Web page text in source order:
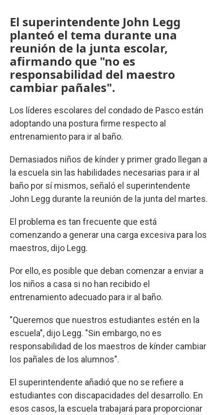
El superintendente John Legg
planteó el tema durante una
reunión de la junta escolar,
afirmando que "no es
responsabilidad del maestro
cambiar pañales".
Los líderes escolares del condado de Pasco están
adoptando una postura firme respecto al
entrenamiento para ir al baño.
Demasiados niños de kínder y primer grado llegan a
la escuela sin las habilidades necesarias para ir al
baño por sí mismos, señaló el superintendente
John Legg durante la reunión de la junta del martes.
El problema es tan frecuente que está
comenzando a generar una carga excesiva para los
maestros, dijo Legg.
Por ello, es posible que deban comenzar a enviar a
los niños a casa si no han recibido el
entrenamiento adecuado para ir al baño.
"Queremos que nuestros estudiantes estén en la
escuela", dijo Legg. "Sin embargo, no es
responsabilidad de los maestros de kínder cambiar
los pañales de los alumnos".
El superintendente añadió que no se refiere a
estudiantes con discapacidades del desarrollo. En
esos casos, la escuela trabajará para proporcionar